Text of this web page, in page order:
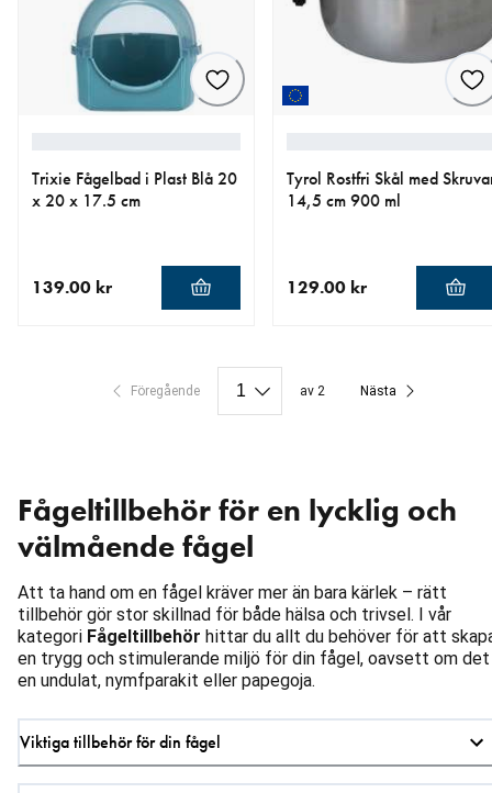
Trixie Fågelbad i Plast Blå 20
x 20 x 17.5 cm
139.00 kr
Tyrol Rostfri Skål med
14,5 cm 900 ml
129.00 kr
Föregående av 2 Nästa
Fågeltillbehör för en lycklig och
välmående fågel
Att ta hand om en fågel kräver mer än bara kärlek – rätt
tillbehör gör stor skillnad för både hälsa och trivsel. I vår
kategori Fågeltillbehör hittar du allt du behöver för att
en trygg och stimulerande miljö för din fågel, oavsett om det
en undulat, nymfparakit eller papegoja.
Viktiga tillbehör för din fågel